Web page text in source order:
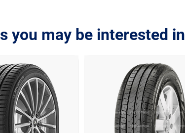
you may be interested in